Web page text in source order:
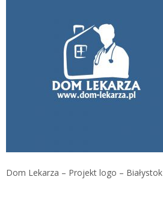
Dom Lekarza – Projekt logo – Białystok